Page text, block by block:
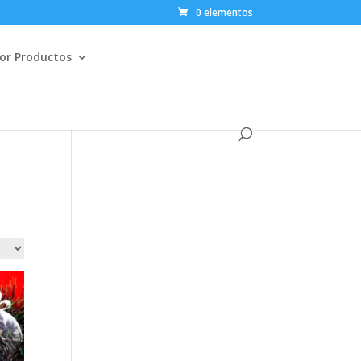
0 elementos
Productos